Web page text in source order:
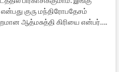
குரு மந்திரோபதேசம்
ஆத்மசுத்தி கிரியை என்பர்….